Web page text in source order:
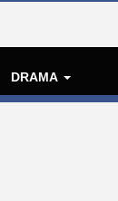
DRAMA